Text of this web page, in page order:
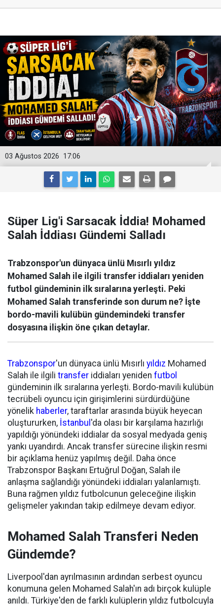
17:06
03 Ağustos 2026
Süper Lig'i Sarsacak İddia! Mohamed
Salah İddiası Gündemi Salladı
Trabzonspor'un dünyaca ünlü Mısırlı yıldız
Mohamed Salah ile ilgili transfer iddiaları yeniden
futbol gündeminin ilk sıralarına yerleşti. Peki
Mohamed Salah transferinde son durum ne? İşte
bordo-mavili kulübün gündemindeki transfer
dosyasına ilişkin öne çıkan detaylar.
Trabzonspor'un dünyaca ünlü Mısırlı yıldız Mohamed
Salah ile ilgili transfer iddiaları yeniden futbol
gündeminin ilk sıralarına yerleşti. Bordo-mavili kulübün
tecrübeli oyuncu için girişimlerini sürdürdüğüne
yönelik haberler, taraftarlar arasında büyük heyecan
oluştururken, İstanbul 'da olası bir karşılama hazırlığı
yapıldığı yönündeki iddialar da sosyal medyada geniş
yankı uyandırdı. Ancak transfer sürecine ilişkin resmi
bir açıklama henüz yapılmış değil. Daha önce
Trabzonspor Başkanı Ertuğrul Doğan, Salah ile
anlaşma sağlandığı yönündeki iddiaları yalanlamıştı.
Buna rağmen yıldız futbolcunun geleceğine ilişkin
gelişmeler yakından takip edilmeye devam ediyor.
Mohamed Salah Transferi Neden
Gündemde?
Liverpool'dan ayrılmasının ardından serbest oyuncu
konumuna gelen Mohamed Salah'ın adı birçok kulüple
anıldı. Türkiye'den de farklı kulüplerin yıldız futbolcuyla